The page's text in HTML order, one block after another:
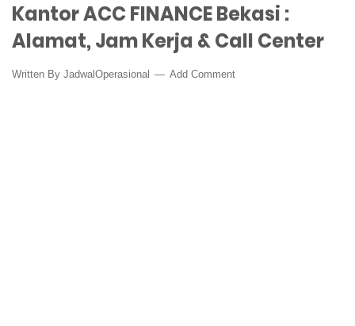
Kantor ACC FINANCE Bekasi :
Alamat, Jam Kerja & Call Center
Written By JadwalOperasional Add Comment